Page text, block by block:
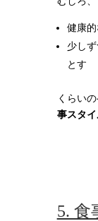
健康
少し
とす
くらいの
事スタ
5. 食